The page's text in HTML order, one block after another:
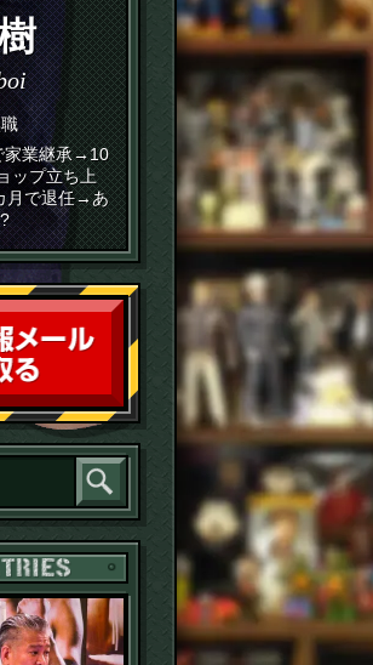
家業継承→10
ップ立ち上
月で退任→あ
読者登録
POPULAR ENTRIES